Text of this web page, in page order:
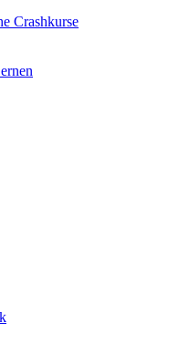
Crashkurse